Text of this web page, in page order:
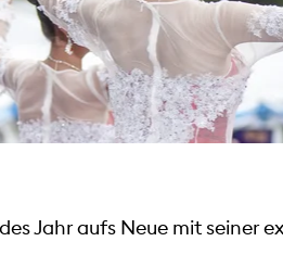
Jahr aufs Neue mit seiner